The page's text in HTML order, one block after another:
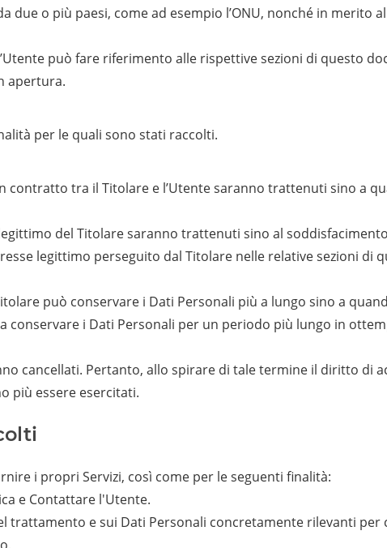
o più paesi, come ad esempio l’ONU, nonché in merito
può fare riferimento alle rispettive sezioni di questo
apertura.
per le quali sono stati raccolti.
contratto tra il Titolare e l’Utente saranno trattenuti sino a
del Titolare saranno trattenuti sino al
legittimo perseguito dal Titolare nelle relative sezioni di
può conservare i Dati Personali più a lungo sino a
i Dati Personali per un periodo più lungo in
cancellati. Pertanto, allo spirare di tale termine il diritto di
più essere esercitati.
i propri Servizi, così come per le seguenti finalità:
e Contattare l'Utente.
e sui Dati Personali concretamente rilevanti per